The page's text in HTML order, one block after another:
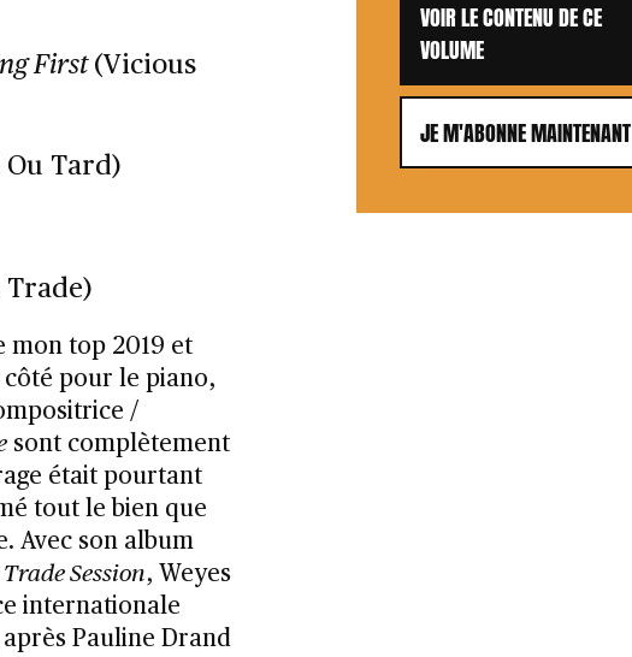
First (Vicious
Ou Tard)
Trade)
mon top 2019 et
pour le piano,
/
sont complètement
était pourtant
tout le bien que
Avec son album
Session, Weyes
internationale
Pauline Drand
VOIR LE CONTENU DE CE
VOLUME
JE M'ABONNE MAINTENANT